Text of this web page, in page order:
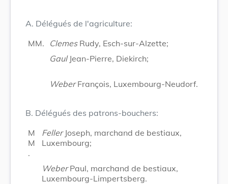
A. Délégués de l'agriculture:
B. Délégués des patrons-bouchers:
MM. ClemesRudy, Esch-sur-Alzette;
GaulJean-Pierre, Diekirch;
WeberFrançois, Luxembourg-Neudorf.
M
M
.
FellerJoseph, marchand de bestiaux,
Luxembourg;
WeberPaul, marchand de bestiaux,
Luxembourg-Limpertsberg.